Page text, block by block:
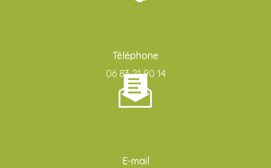
Téléphone
06 83 21 90 14
E-mail